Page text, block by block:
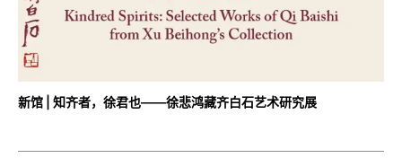
新馆 | 知齐者，徐君也——徐悲鸿藏齐白石艺术研究展